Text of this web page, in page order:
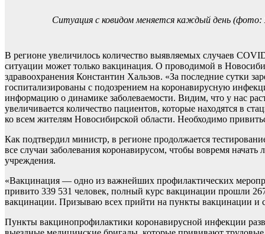
Ситуация с ковидом меняется каждый день (фото:
В регионе увеличилось количество выявляемых случаев
ситуации может только вакцинация. О проводимой в
здравоохранения Константин Хальзов. «За последние сутки
госпитализированы с подозрением на коронавирусную
информацию о динамике заболеваемости. Видим, что у нас
увеличивается количество пациентов, которые находятся в
ко всем жителям Новосибирской области. Необходимо
Как подтвердил министр, в регионе продолжается
все случаи заболевания коронавирусом, чтобы вовремя
учреждения.
«Вакцинация — одно из важнейших профилактических
привито 339 531 человек, полный курс вакцинации прошли
вакцинации. Призываю всех прийти на пункты вакцинации и
Пункты вакцинопрофилактики коронавирусной инфекции